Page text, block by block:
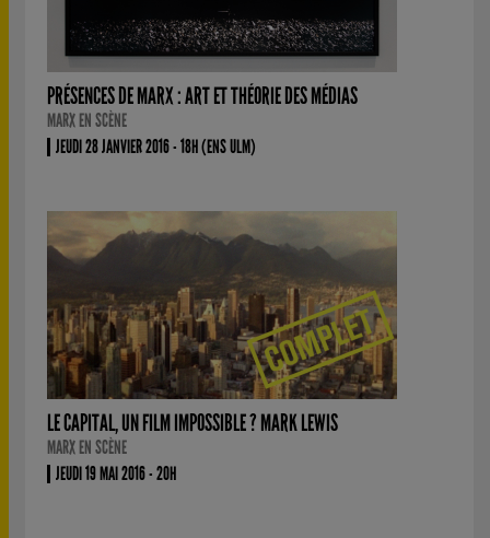
PRÉSENCES DE MARX : ART ET THÉORIE DES MÉDIAS
MARX EN SCÈNE
JEUDI 28 JANVIER 2016 - 18H (ENS ULM)
LE CAPITAL, UN FILM IMPOSSIBLE ? MARK LEWIS
MARX EN SCÈNE
JEUDI 19 MAI 2016 - 20H